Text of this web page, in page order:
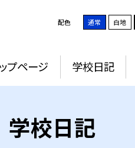
配色 通常 白地
プページ 学校日記
学校日記